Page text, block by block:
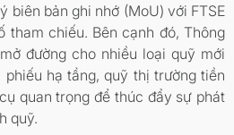
biên bản ghi nhớ (MoU) với FTSE
tham chiếu. Bên cạnh đó, Thông
đường cho nhiều loại quỹ mới
hạ tầng, quỹ thị trường tiền
quan trọng để thúc đẩy sự phát
quỹ.